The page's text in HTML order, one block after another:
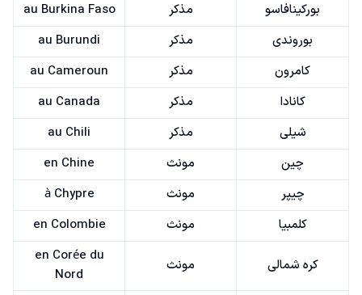
بورکینافاسو
مذکر
au Burkina Faso
بوروندی
مذکر
au Burundi
کامرون
مذکر
au Cameroun
کانادا
مذکر
au Canada
شیلی
مذکر
au Chili
چین
مونث
en Chine
چیپر
مونث
à Chypre
کلمبیا
مونث en Colombie
کره شمالی مونث
en Corée du
Nord